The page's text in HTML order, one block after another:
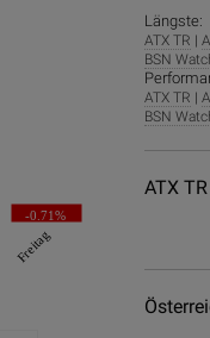
-0.71%
Freitag
Längste:
ATX TR |
BSN
ATX TR |
BSN
ATX TR